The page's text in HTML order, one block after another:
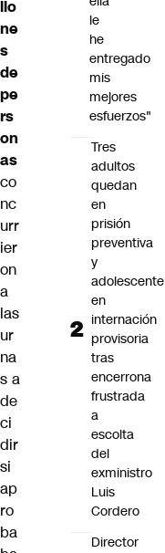
llo
ne
s
de
pe
rs
on
as
co
nc
urr
ier
on
a
las
ur
na
s a
de
ci
dir
si
ap
ro
ba
le
he
entregado
mis
mejores
esfuerzos"
Tres
adultos
quedan
en
prisión
preventiva
y
adolescente
en
internación
provisoria
tras
encerrona
frustrada
a
escolta
del
exministro
Luis
Cordero
Director